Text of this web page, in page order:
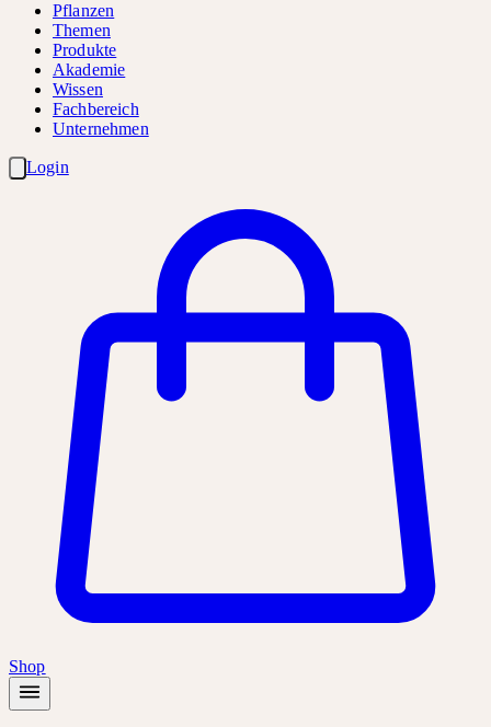
Pflanzen
Themen
Produkte
Akademie
Wissen
Fachbereich
Unternehmen
Login
Shop